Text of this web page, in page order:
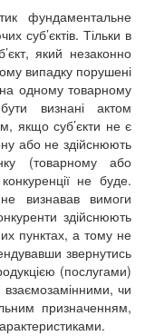
фундаментальне
суб’єктів. Тільки в
який незаконно
випадку порушені
одному товарному
визнані актом
якщо суб’єкти не є
або не здійснюють
(товарному або
не буде.
визнавав вимоги
здійснюють
пунктах, а тому не
звернутись
(послугами)
чи
призначенням,